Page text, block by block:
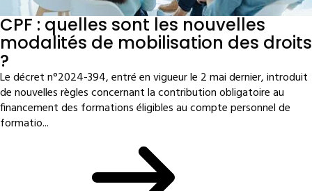
CPF : quelles sont les nouvelles
modalités de mobilisation des droits
?
Le décret n°2024-394, entré en vigueur le 2 mai dernier, introduit
de nouvelles règles concernant la contribution obligatoire au
financement des formations éligibles au compte personnel de
formatio...